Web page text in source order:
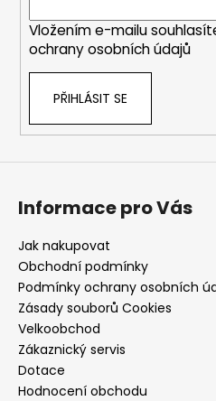
Vložením e-mailu
ochrany osobních údajů
PŘIHLÁSIT SE
Informace pro Vás
Jak nakupovat
Obchodní podmínky
Podmínky ochrany osobních
Zásady souborů Cookies
Velkoobchod
Zákaznický servis
Dotace
Hodnocení obchodu